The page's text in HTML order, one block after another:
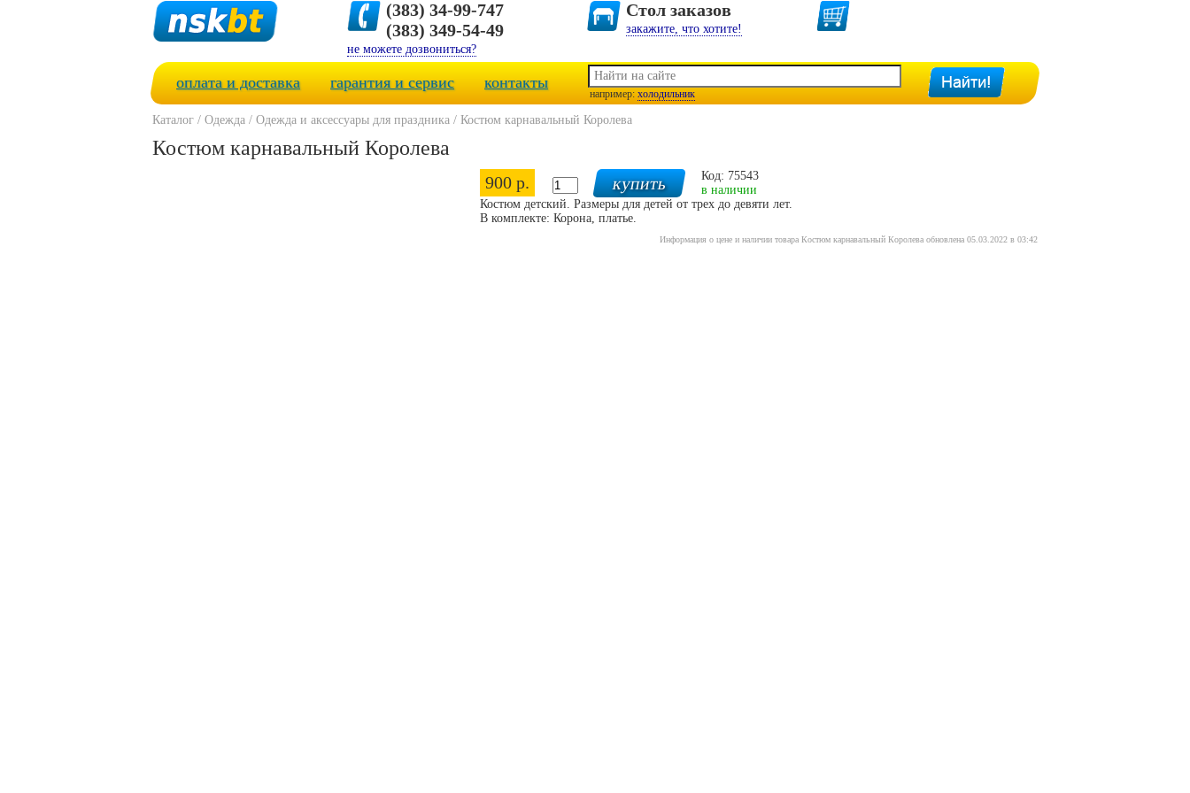
(383) 34-99-747
(383) 349-54-49
не можете дозвониться?
Стол заказов
закажите, что хотите!
оплата и доставка гарантия и сервис контакты
например: холодильник
Каталог / Одежда / Одежда и аксессуары для праздника / Костюм карнавальный Королева
Костюм карнавальный Королева
900 р.
Код: 75543
в наличии
Костюм детский. Размеры для детей от трех до девяти лет.
В комплекте: Корона, платье.
Информация о цене и наличии товара Костюм карнавальный Королева обновлена 05.03.2022 в 03:42